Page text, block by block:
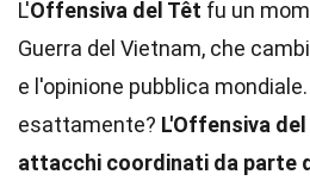
L'Offensiva del Têt fu un
Guerra del Vietnam, che
e l'opinione pubblica
esattamente? L'Offensiva
attacchi coordinati da parte